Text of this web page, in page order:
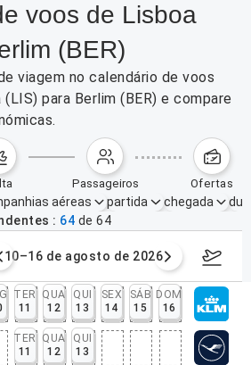
voos de Lisboa
(BER)
viagem no calendário de voos
para Berlim (BER) e compare
passageiros ofertas
aéreas partida chegada
64 de 64
10–16 de agosto de 2026 17–23
TER
11
QUA
12
QUI
13
SEX
14
SÁB
15
DOM
16
TER
11
QUA
12
QUI
13